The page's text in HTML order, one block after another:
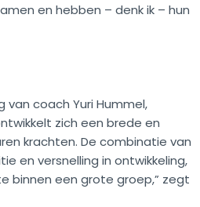
en hebben – denk ik – hun
van coach Yuri Hummel,
zich een brede en
krachten. De combinatie van
en versnelling in ontwikkeling,
binnen een grote groep,” zegt